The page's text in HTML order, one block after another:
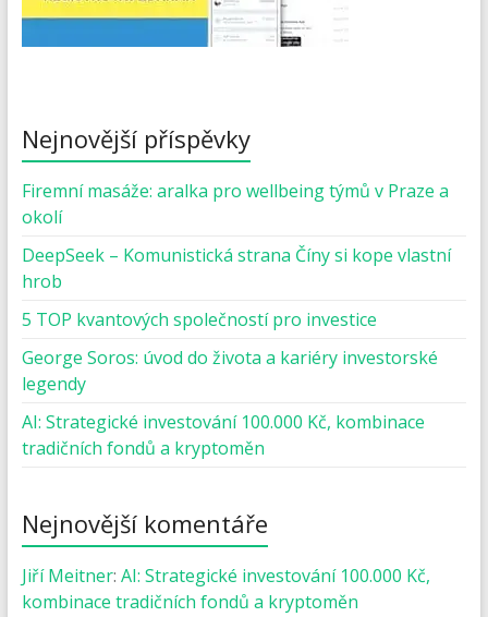
Nejnovější příspěvky
Firemní masáže: aralka pro wellbeing týmů v Praze a
okolí
DeepSeek – Komunistická strana Číny si kope vlastní
hrob
5 TOP kvantových společností pro investice
George Soros: úvod do života a kariéry investorské
legendy
AI: Strategické investování 100.000 Kč, kombinace
tradičních fondů a kryptoměn
Nejnovější komentáře
Jiří Meitner: AI: Strategické investování 100.000 Kč,
kombinace tradičních fondů a kryptoměn